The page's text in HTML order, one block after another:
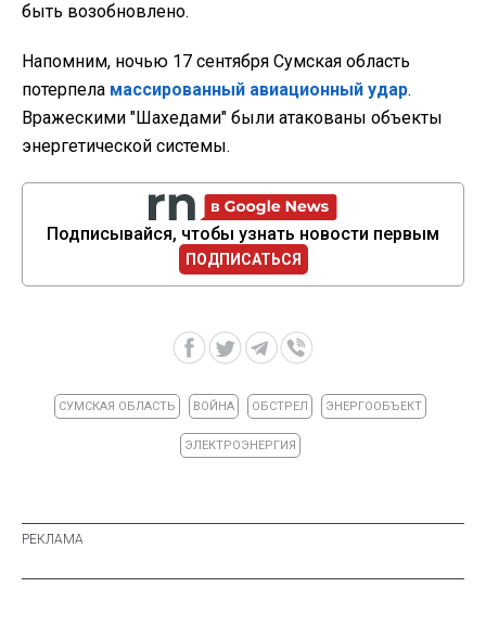
быть возобновлено.
Напомним, ночью 17 сентября Сумская область
потерпела массированный авиационный удар.
Вражескими "Шахедами" были атакованы объекты
энергетической системы.
Подписывайся, чтобы узнать новости первым
ПОДПИСАТЬСЯ
СУМСКАЯ ОБЛАСТЬ ВОЙНА ОБСТРЕЛ ЭНЕРГООБЪЕКТ
ЭЛЕКТРОЭНЕРГИЯ